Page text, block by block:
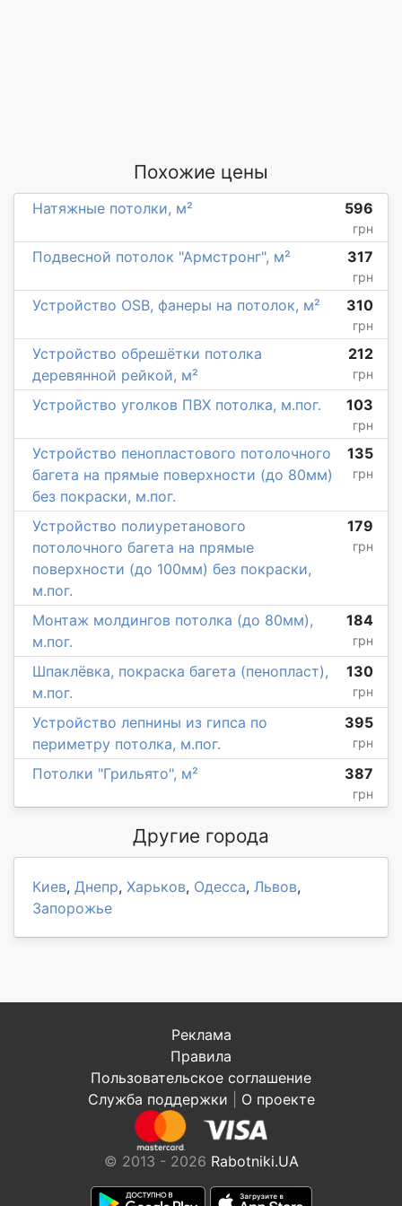
Похожие цены
Натяжные потолки, м² 596
грн
Подвесной потолок "Армстронг", м² 317
грн
Устройство OSB, фанеры на потолок, м² 310
грн
Устройство обрешётки потолка
деревянной рейкой, м²
212
грн
Устройство уголков ПВХ потолка, м.пог. 103
грн
Устройство пенопластового потолочного
багета на прямые поверхности (до 80мм)
без покраски, м.пог.
135
грн
Устройство полиуретанового
потолочного багета на прямые
поверхности (до 100мм) без покраски,
м.пог.
179
грн
Монтаж молдингов потолка (до 80мм),
м.пог.
184
грн
Шпаклёвка, покраска багета (пенопласт),
м.пог.
130
грн
Устройство лепнины из гипса по
периметру потолка, м.пог.
395
грн
Потолки "Грильято", м² 387
грн
Другие города
Киев, Днепр, Харьков, Одесса, Львов,
Запорожье
Реклама
Правила
Пользовательское соглашение
Служба поддержки
О проекте
© 2013 - 2026 Rabotniki.UA